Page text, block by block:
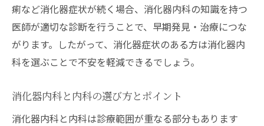
痢など消化器症状が続く場合、消化器内科の知識を持つ
医師が適切な診断を行うことで、早期発見・治療につな
がります。したがって、消化器症状のある方は消化器内
科を選ぶことで不安を軽減できるでしょう。
消化器内科と内科の選び方とポイント
消化器内科と内科は診療範囲が重なる部分もあります